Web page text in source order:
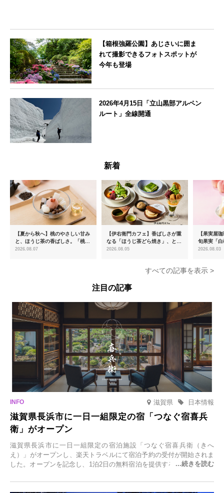
【箱根強羅公園】あじさいに囲ま
れて撮影できるフォトスポットが
今年も登場
2026年4月15日「立山黒部アルペン
ルート」全線開通
新着
【夏から秋へ】桃のやさしい甘み
と、ほうじ茶の香ばしさ。「桃と
ほうじ茶のあんみつ」を8月中旬
2026.08.07
【伊右衛門カフェ】香ばしさが重
なる「ほうじ茶どら焼き」、とろ
ける「宇治抹茶ティラミス」が新
2026.08.05
【果実屋
旬果実「
限定販売
2026.08.03
すべての記事を表示 >
注目の記事
滋賀県 日本情報
滋賀県長浜市に一日一組限定の宿「つなぐ宿喜兵
衛」がオープン
滋賀県長浜市に一日一組限定の宿泊施設「つなぐ宿喜兵衛（きへ
え）」がオープンし、楽天トラベルにて宿泊予約の受付が開始されま
した。オープンを記念し、1泊2日の無料宿泊を提供するキャンペーン
一組限定の宿だからこそ叶う、大切な人との特別な時間を体験いただ